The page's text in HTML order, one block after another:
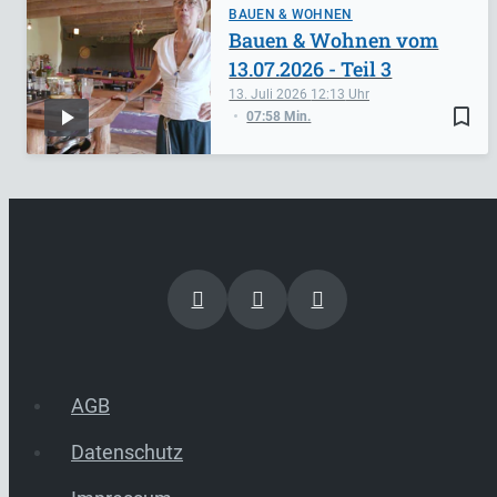
BAUEN & WOHNEN
bookmark_border
13. Juli 2026 12:13
07:58 Min.
Bauen & Wohnen vom
13.07.2026 - Teil 3
AGB
Datenschutz